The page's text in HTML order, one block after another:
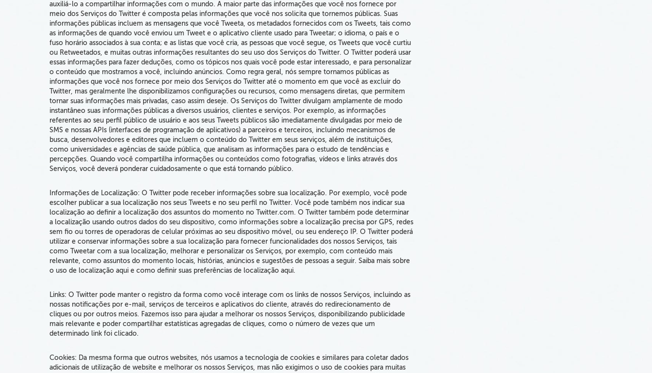
auxiliá-lo a compartilhar informações com o mundo. A maior parte das informações que você nos fornece por
meio dos Serviços do Twitter é composta pelas informações que você nos solicita que tornemos públicas. Suas
informações públicas incluem as mensagens que você Tweeta, os metadados fornecidos com os Tweets, tais como
as informações de quando você enviou um Tweet e o aplicativo cliente usado para Tweetar; o idioma, o país e o
fuso horário associados à sua conta; e as listas que você cria, as pessoas que você segue, os Tweets que você curtiu
ou Retweetados, e muitas outras informações resultantes do seu uso dos Serviços do Twitter. O Twitter poderá usar
essas informações para fazer deduções, como os tópicos nos quais você pode estar interessado, e para personalizar
o conteúdo que mostramos a você, incluindo anúncios. Como regra geral, nós sempre tornamos públicas as
informações que você nos fornece por meio dos Serviços do Twitter até o momento em que você as excluir do
Twitter, mas geralmente lhe disponibilizamos configurações ou recursos, como mensagens diretas, que permitem
tornar suas informações mais privadas, caso assim deseje. Os Serviços do Twitter divulgam amplamente de modo
instantâneo suas informações públicas a diversos usuários, clientes e serviços. Por exemplo, as informações
referentes ao seu perfil público de usuário e aos seus Tweets públicos são imediatamente divulgadas por meio de
SMS e nossas APIs (interfaces de programação de aplicativos) a parceiros e terceiros, incluindo mecanismos de
busca, desenvolvedores e editores que incluem o conteúdo do Twitter em seus serviços, além de instituições,
como universidades e agências de saúde pública, que analisam as informações para o estudo de tendências e
percepções. Quando você compartilha informações ou conteúdos como fotografias, vídeos e links através dos
Serviços, você deverá ponderar cuidadosamente o que está tornando público.
Informações de Localização: O Twitter pode receber informações sobre sua localização. Por exemplo, você pode
escolher publicar a sua localização nos seus Tweets e no seu perfil no Twitter. Você pode também nos indicar sua
localização ao definir a localização dos assuntos do momento no Twitter.com. O Twitter também pode determinar
a localização usando outros dados do seu dispositivo, como informações sobre a localização precisa por GPS, redes
sem fio ou torres de operadoras de celular próximas ao seu dispositivo móvel, ou seu endereço IP. O Twitter poderá
utilizar e conservar informações sobre a sua localização para fornecer funcionalidades dos nossos Serviços, tais
como Tweetar com a sua localização, melhorar e personalizar os Serviços, por exemplo, com conteúdo mais
relevante, como assuntos do momento locais, histórias, anúncios e sugestões de pessoas a seguir. Saiba mais sobre
o uso de localização aqui e como definir suas preferências de localização aqui.
Links: O Twitter pode manter o registro da forma como você interage com os links de nossos Serviços, incluindo as
nossas notificações por e-mail, serviços de terceiros e aplicativos do cliente, através do redirecionamento de
cliques ou por outros meios. Fazemos isso para ajudar a melhorar os nossos Serviços, disponibilizando publicidade
mais relevante e poder compartilhar estatísticas agregadas de cliques, como o número de vezes que um
determinado link foi clicado.
Cookies: Da mesma forma que outros websites, nós usamos a tecnologia de cookies e similares para coletar dados
adicionais de utilização de website e melhorar os nossos Serviços, mas não exigimos o uso de cookies para muitas